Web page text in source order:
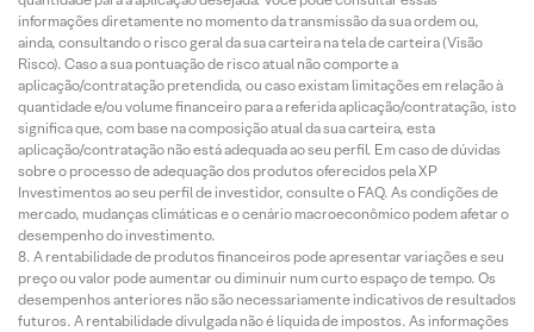
informações diretamente no momento da transmissão da sua ordem ou,
ainda, consultando o risco geral da sua carteira na tela de carteira (Visão
Risco). Caso a sua pontuação de risco atual não comporte a
aplicação/contratação pretendida, ou caso existam limitações em relação à
quantidade e/ou volume financeiro para a referida aplicação/contratação, isto
significa que, com base na composição atual da sua carteira, esta
aplicação/contratação não está adequada ao seu perfil. Em caso de dúvidas
sobre o processo de adequação dos produtos oferecidos pela XP
Investimentos ao seu perfil de investidor, consulte o FAQ. As condições de
mercado, mudanças climáticas e o cenário macroeconômico podem afetar o
desempenho do investimento.
A rentabilidade de produtos financeiros pode apresentar variações e seu
preço ou valor pode aumentar ou diminuir num curto espaço de tempo. Os
desempenhos anteriores não são necessariamente indicativos de resultados
futuros. A rentabilidade divulgada não é líquida de impostos. As informações